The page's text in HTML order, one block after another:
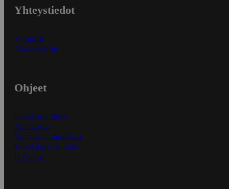
Yhteystiedot
Myymälät
Asiakaspalvelu
Ohjeet
Ensitilaajan ohjeet
Näin maksat
Näin tilaat ja muokkaat
Kaikki ohjeet ja vinkit
In English